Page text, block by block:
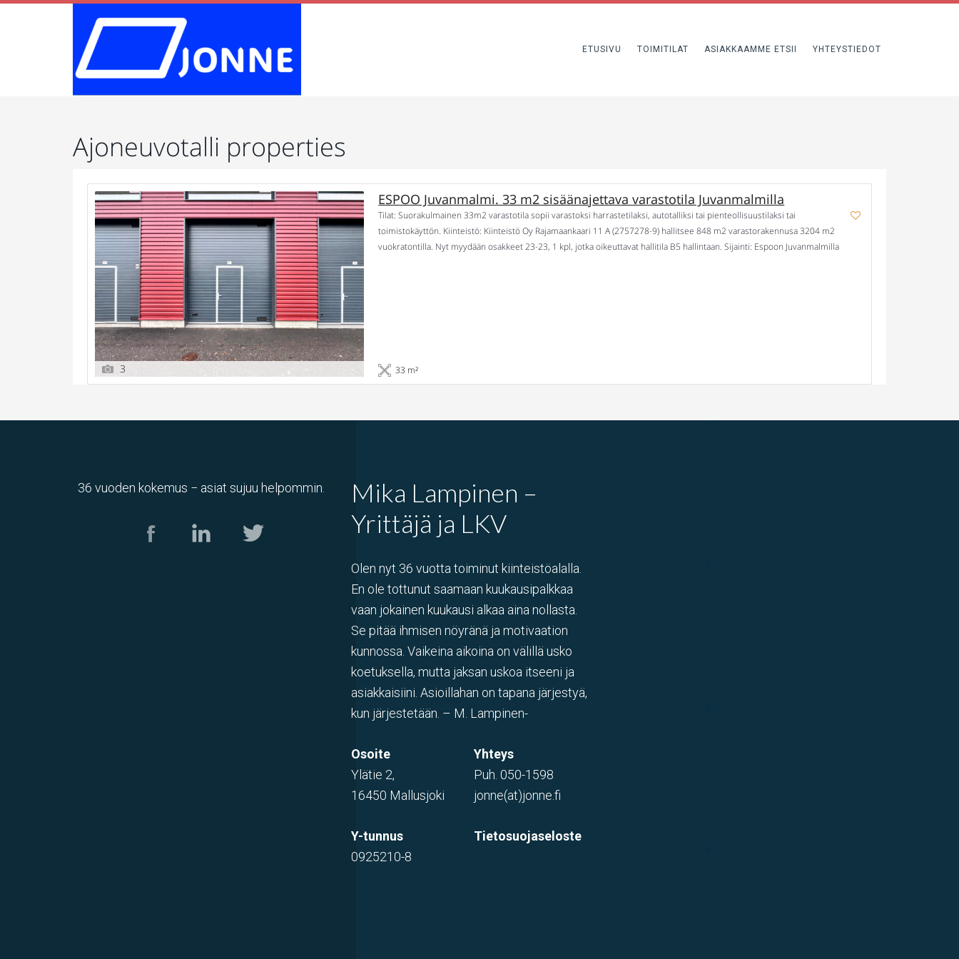
ETUSIVU TOIMITILAT ASIAKKAAMME ETSII YHTEYSTIEDOT
Ajoneuvotalli properties
3
ESPOO Juvanmalmi. 33 m2 sisäänajettava varastotila Juvanmalmilla
Tilat: Suorakulmainen 33m2 varastotila sopii varastoksi harrastetilaksi, autotalliksi tai pienteollisuustilaksi tai
toimistokäyttön. Kiinteistö: Kiinteistö Oy Rajamaankaari 11 A (2757278-9) hallitsee 848 m2 varastorakennusa 3204 m2
vuokratontilla. Nyt myydään osakkeet 23-23, 1 kpl, jotka oikeuttavat hallitila B5 hallintaan. Sijainti: Espoon Juvanmalmilla
33 m²
36 vuoden kokemus − asiat sujuu helpommin.
Mika Lampinen –
Yrittäjä ja LKV
Olen nyt 36 vuotta toiminut kiinteistöalalla.
En ole tottunut saamaan kuukausipalkkaa
vaan jokainen kuukausi alkaa aina nollasta.
Se pitää ihmisen nöyränä ja motivaation
kunnossa. Vaikeina aikoina on välillä usko
koetuksella, mutta jaksan uskoa itseeni ja
asiakkaisiini. Asioillahan on tapana järjestyä,
kun järjestetään. – M. Lampinen-
Osoite
Ylätie 2,
16450 Mallusjoki
Yhteys
Puh.050-1598
jonne(at)jonne.fi
Y-tunnus
0925210-8
Tietosuojaseloste